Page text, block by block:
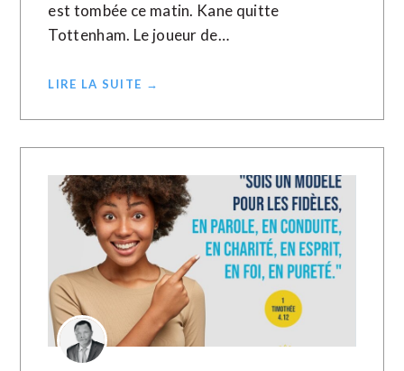
est tombée ce matin. Kane quitte
Tottenham. Le joueur de…
LIRE LA SUITE →